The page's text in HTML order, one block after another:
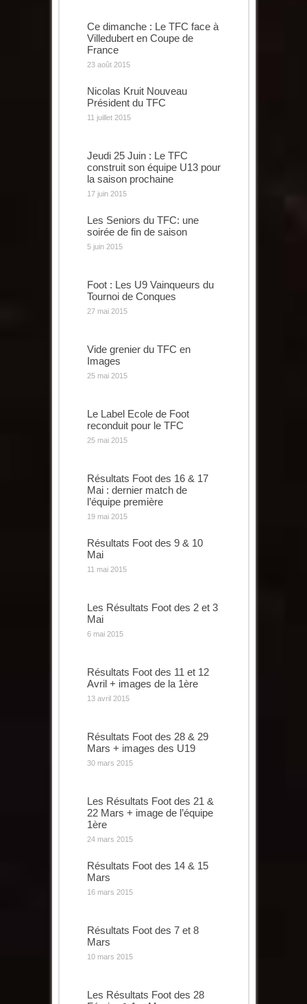
Ce dimanche : Le TFC face à
Villedubert en Coupe de
France
23 août 2015
Nicolas Kruit Nouveau
Président du TFC
11 juillet 2015
Jeudi 25 Juin : Le TFC
construit son équipe U13 pour
la saison prochaine
17 juin 2015
Les Seniors du TFC: une
soirée de fin de saison
5 juin 2015
Foot : Les U9 Vainqueurs du
Tournoi de Conques
27 mai 2015
Vide grenier du TFC en
Images
25 mai 2015
Le Label Ecole de Foot
reconduit pour le TFC
25 mai 2015
Résultats Foot des 16 & 17
Mai : dernier match de
l’équipe première
19 mai 2015
Résultats Foot des 9 & 10
Mai
11 mai 2015
Les Résultats Foot des 2 et 3
Mai
6 mai 2015
Résultats Foot des 11 et 12
Avril + images de la 1ère
13 avril 2015
Résultats Foot des 28 & 29
Mars + images des U19
30 mars 2015
Les Résultats Foot des 21 &
22 Mars + image de l’équipe
1ère
24 mars 2015
Résultats Foot des 14 & 15
Mars
16 mars 2015
Résultats Foot des 7 et 8
Mars
10 mars 2015
Les Résultats Foot des 28